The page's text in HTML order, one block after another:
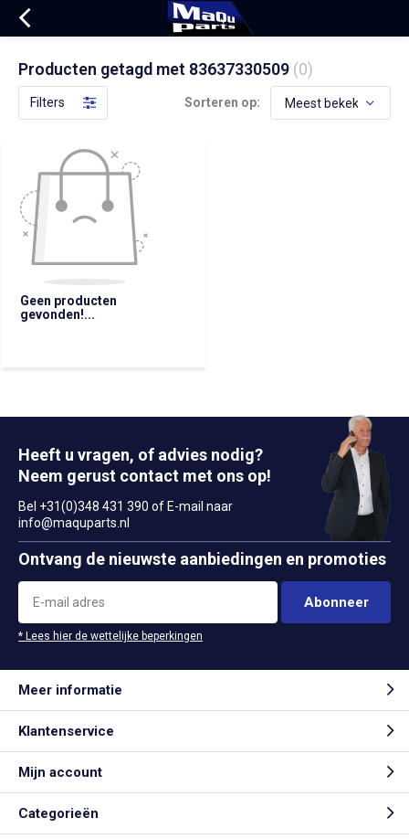
Producten getagd met 83637330509 (0)
Filters Sorteren op:
Geen producten
gevonden!...
Heeft u vragen, of advies nodig?
Neem gerust contact met ons op!
Bel +31(0)348 431 390 of E-mail naar
info@maquparts.nl
Ontvang de nieuwste aanbiedingen en promoties
Abonneer
* Lees hier de wettelijke beperkingen
Meer informatie
Klantenservice
Mijn account
Categorieën